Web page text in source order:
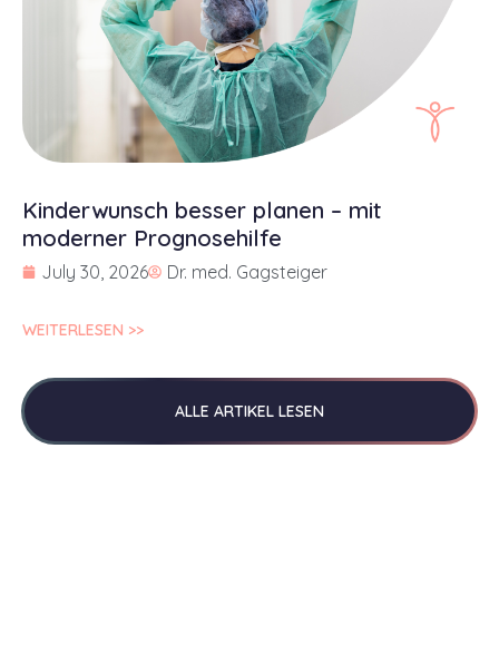
Kinderwunsch besser planen – mit
moderner Prognosehilfe
July 30, 2026 Dr. med. Gagsteiger
WEITERLESEN >>
ALLE ARTIKEL LESEN